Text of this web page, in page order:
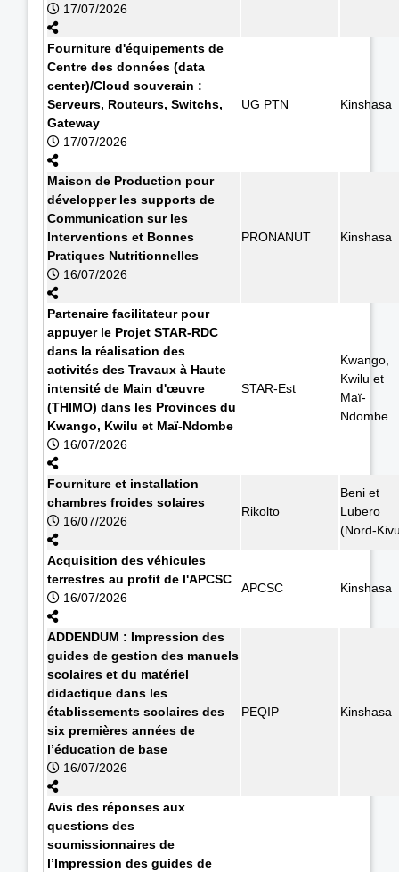
17/07/2026
Fourniture d'équipements de
Centre des données (data
center)/Cloud souverain :
Serveurs, Routeurs, Switchs,
Gateway
17/07/2026
UG PTN Kinshasa
Maison de Production pour
développer les supports de
Communication sur les
Interventions et Bonnes
Pratiques Nutritionnelles
16/07/2026
PRONANUT Kinshasa
Partenaire facilitateur pour
appuyer le Projet STAR-RDC
dans la réalisation des
activités des Travaux à Haute
intensité de Main d'œuvre
(THIMO) dans les Provinces du
Kwango, Kwilu et Maï-Ndombe
16/07/2026
STAR-Est
Kwango,
Kwilu et
Maï-
Ndombe
Fourniture et installation
chambres froides solaires
16/07/2026
Rikolto
Beni et
Lubero
(Nord-
Acquisition des véhicules
terrestres au profit de l'APCSC
16/07/2026
APCSC Kinshasa
ADDENDUM : Impression des
guides de gestion des manuels
scolaires et du matériel
didactique dans les
établissements scolaires des
six premières années de
l’éducation de base
16/07/2026
PEQIP Kinshasa
Avis des réponses aux
questions des
soumissionnaires de
l’Impression des guides de